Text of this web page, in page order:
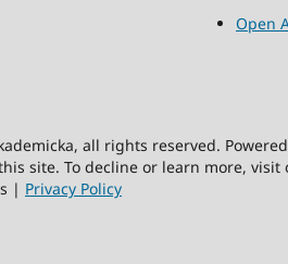
Open
all rights reserved.
site. To decline or learn more,
| Privacy Policy